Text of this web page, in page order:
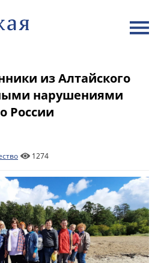
из Алтайского
нарушениями
России
1274